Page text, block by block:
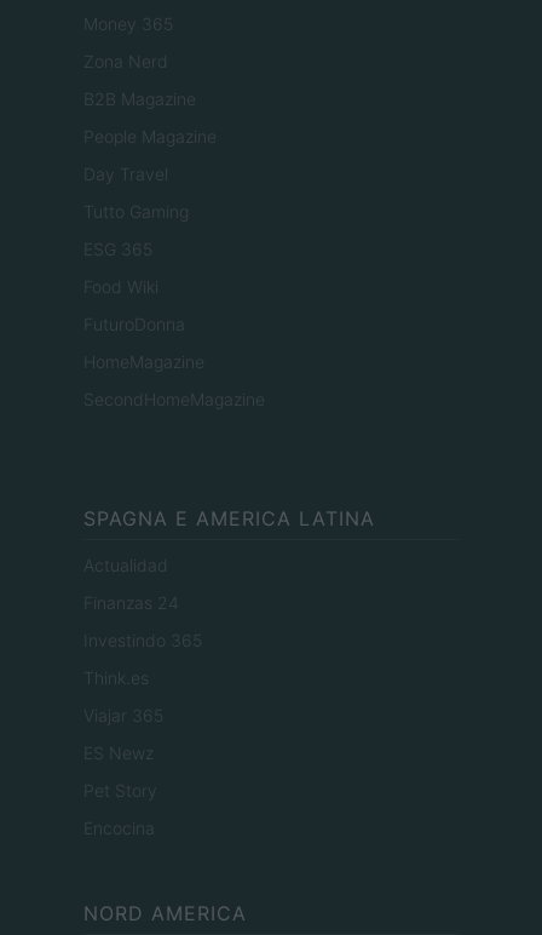
Money 365
Zona Nerd
B2B Magazine
People Magazine
Day Travel
Tutto Gaming
ESG 365
Food Wiki
FuturoDonna
HomeMagazine
SecondHomeMagazine
SPAGNA E AMERICA LATINA
Actualidad
Finanzas 24
Investindo 365
Think.es
Viajar 365
ES Newz
Pet Story
Encocina
NORD AMERICA